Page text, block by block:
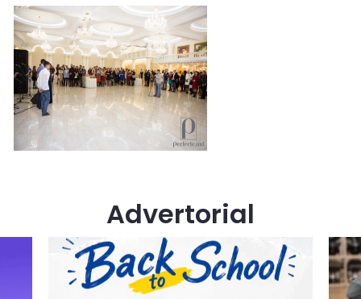
Advertorial